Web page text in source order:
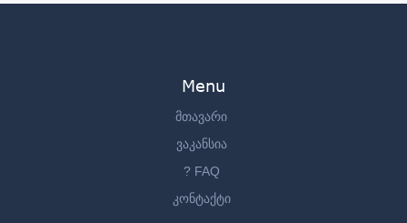
Menu
მთავარი
ვაკანსია
? FAQ
კონტაქტი